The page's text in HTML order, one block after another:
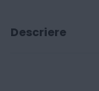
Descriere